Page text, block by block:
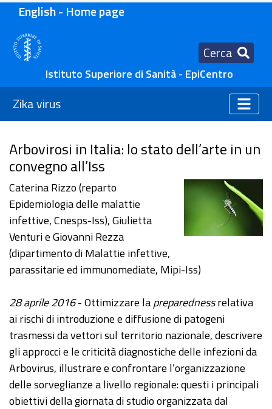
English - Home page
Cerca
Istituto Superiore di Sanità - EpiCentro
Zika virus
Arbovirosi in Italia: lo stato dell’arte in un
convegno all’Iss
Caterina Rizzo (reparto
Epidemiologia delle malattie
infettive, Cnesps-Iss), Giulietta
Venturi e Giovanni Rezza
(dipartimento di Malattie infettive,
parassitarie ed immunomediate, Mipi-Iss)
28 aprile 2016- Ottimizzare lapreparednessrelativa
ai rischi di introduzione e diffusione di patogeni
trasmessi da vettori sul territorio nazionale, descrivere
gli approcci e le criticità diagnostiche delle infezioni da
Arbovirus, illustrare e confrontare l’organizzazione
delle sorveglianze a livello regionale: questi i principali
obiettivi della giornata di studio organizzata dal